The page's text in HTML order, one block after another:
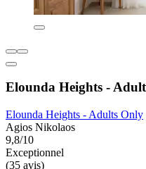
Elounda Heights -
Elounda Heights - Adults Only
Agios Nikolaos
9,8/10
Exceptionnel
(35 avis)